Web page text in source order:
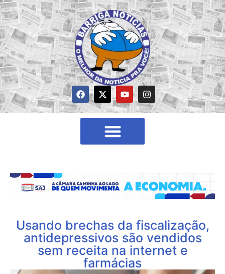
Usando brechas da fiscalização,
antidepressivos são vendidos
sem receita na internet e
farmácias